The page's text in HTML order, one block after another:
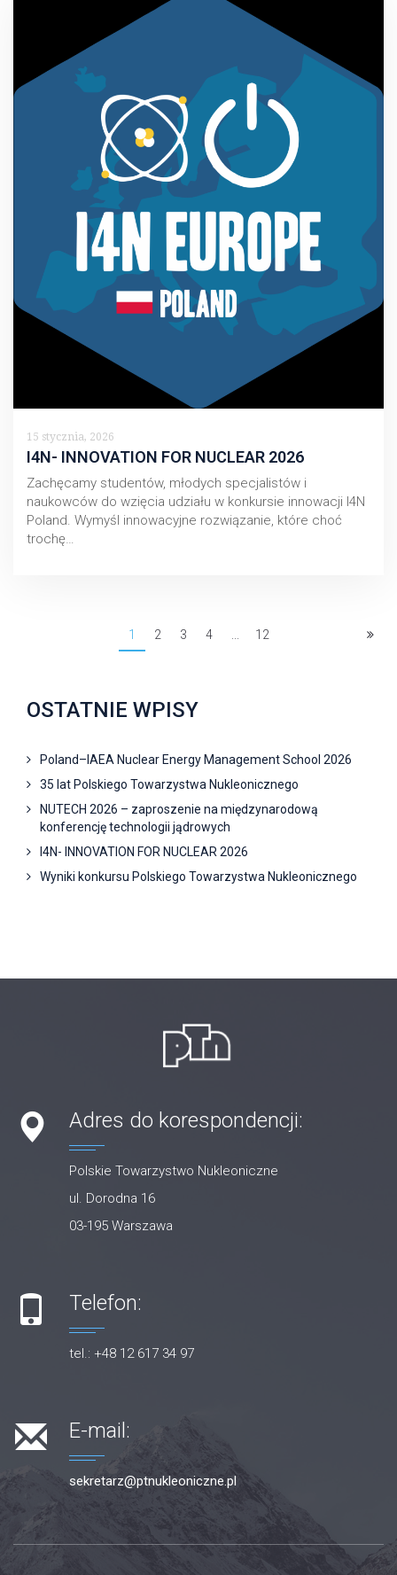
15 stycznia, 2026
I4N- INNOVATION FOR NUCLEAR 2026
Zachęcamy studentów, młodych specjalistów i
naukowców do wzięcia udziału w konkursie innowacji I4N
Poland. Wymyśl innowacyjne rozwiązanie, które choć
trochę…
1 2 3 4 ... 12
OSTATNIE WPISY
Poland–IAEA Nuclear Energy Management School 2026
35 lat Polskiego Towarzystwa Nukleonicznego
NUTECH 2026 – zaproszenie na międzynarodową
konferencję technologii jądrowych
I4N- INNOVATION FOR NUCLEAR 2026
Wyniki konkursu Polskiego Towarzystwa Nukleonicznego
Adres do korespondencji:
Polskie Towarzystwo Nukleoniczne
ul. Dorodna 16
03-195 Warszawa
Telefon:
tel.: +48 12 617 34 97
E-mail:
sekretarz@ptnukleoniczne.pl